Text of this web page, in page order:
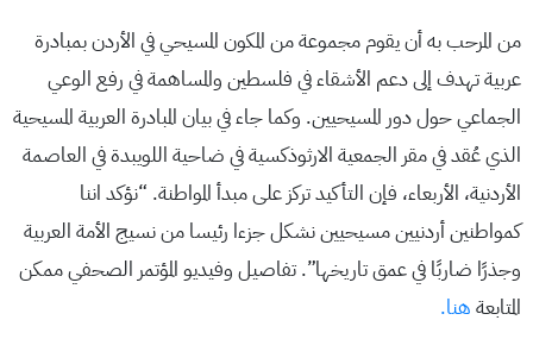
من المرحب به أن يقوم مجموعة من المكون المسيحي في الأردن بمبادرة
عربية تهدف إلى دعم الأشقاء في فلسطين والمساهمة في رفع الوعي
الجماعي حول دور المسيحيين. وكما جاء في بيان المبادرة العربية المسيحية
الذي عُقد في مقر الجمعية الارثوذكسية في ضاحية اللويبدة في العاصمة
الأردنية، الأربعاء، فإن التأكيد تركز على مبدأ المواطنة. “نؤكد اننا
كمواطنين أردنيين مسيحيين نشكل جزءا رئيسا من نسيج الأمة العربية
وجذرًا ضاربًا في عمق تاريخها”. تفاصيل وفيديو المؤتمر الصحفي ممكن
المتابعة هنا.